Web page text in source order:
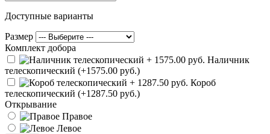
Доступные варианты
Размер
Комплект добора
Наличник
телескопический (+1575.00 руб.)
Короб
телескопический (+1287.50 руб.)
Открывание
Правое
Левое